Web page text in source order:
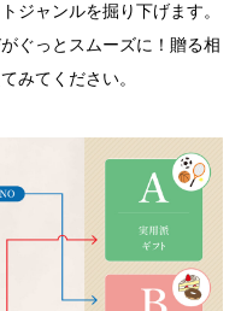
ジャンルを掘り下げます。
ぐっとスムーズに！贈る相
みてください。